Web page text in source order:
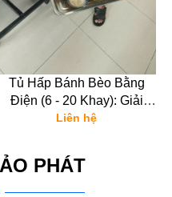
Tủ Hấp Bánh Bèo Bằng
Điện (6 - 20 Khay): Giải
Pháp Bứt Phá Năng Suất
Liên hệ
PHÁT